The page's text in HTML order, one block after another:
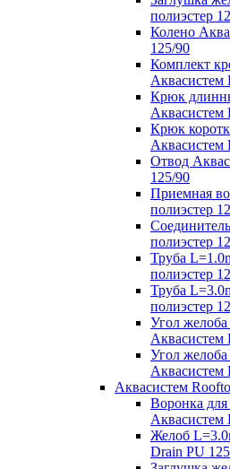
полиэстер
Колено
125/90
Комплект
Аквасистем
Крюк
Аквасистем
Крюк
Аквасистем
Отвод
125/90
Приемная
полиэстер
полиэстер
Труба
полиэстер
Труба
полиэстер
Угол
Аквасистем
Угол
Аквасистем
Аквасистем
Воронка
Аквасистем
Желоб
Drain PU